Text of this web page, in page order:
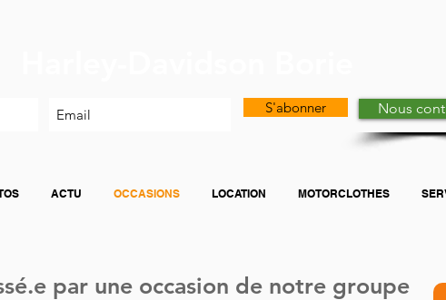
Nous
S'abonner
ACTU OCCASIONS LOCATION MOTORCLOTHES
par une occasion de notre groupe